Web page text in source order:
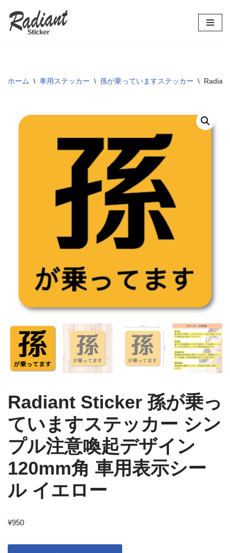
コ
ツ
ホーム \ 車用ステッカー \ 孫が乗っていますステッカー \
Radiant Sticker 孫が乗っ
ていますステッカー シン
プル注意喚起デザイン
120mm角 車用表示シー
ル イエロー
¥950